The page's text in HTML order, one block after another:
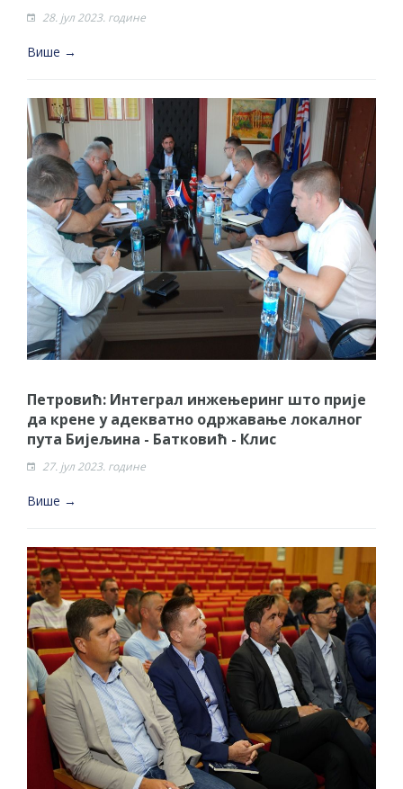
28. јул 2023. године
Више →
Петровић: Интеграл инжењеринг што прије
да крене у адекватно одржавање локалног
пута Бијељина - Батковић - Клис
27. јул 2023. године
Више →